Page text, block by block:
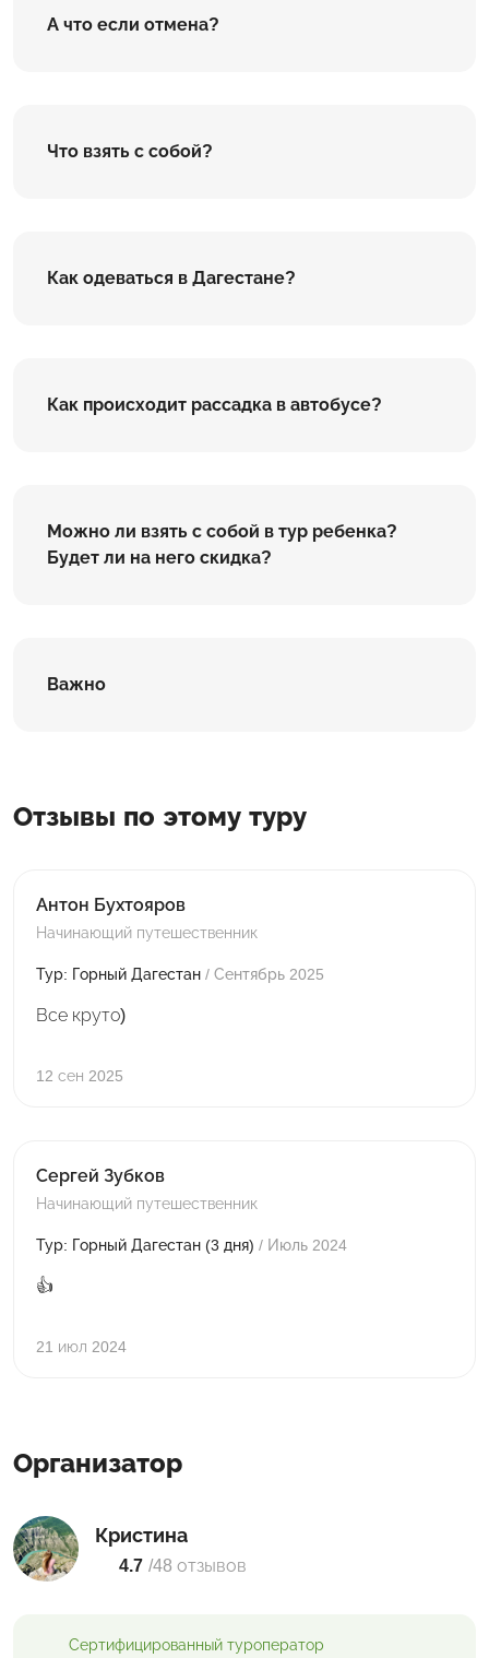
А что если отмена?
Что взять с собой?
Как одеваться в Дагестане?
Как происходит рассадка в автобусе?
Можно ли взять с собой в тур ребенка?
Будет ли на него скидка?
Важно
Отзывы по этому туру
Антон Бухтояров
Начинающий путешественник
Тур: Горный Дагестан / Сентябрь 2025
Все круто)
12 сен 2025
Сергей Зубков
Начинающий путешественник
Тур: Горный Дагестан (3 дня) / Июль 2024
👍
21 июл 2024
Организатор
Кристина
4.7 /48 отзывов
Сертифицированный туроператор